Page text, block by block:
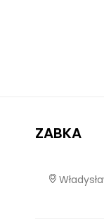
ZABKA